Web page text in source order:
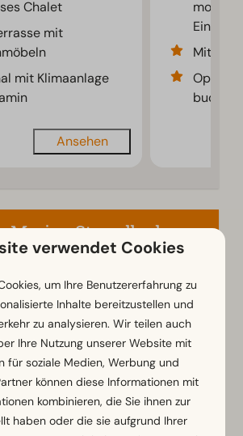
Chalet
mit
mit Klimaanlage
Ansehen
Mit
buchbar
Marina Strandbad
Gelderland
verwendet Cookies
um Ihre Benutzererfahrung zu
Inhalte bereitzustellen und
zu analysieren. Wir teilen auch
Ihre Nutzung unserer Website mit
für soziale Medien, Werbung und
können diese Informationen mit
kombinieren, die Sie ihnen zur
haben oder die sie aufgrund Ihrer